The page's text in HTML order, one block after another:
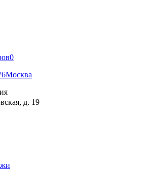
0
Москва
д. 19